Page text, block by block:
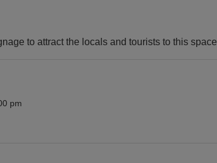
to attract the locals and tourists to this space
pm